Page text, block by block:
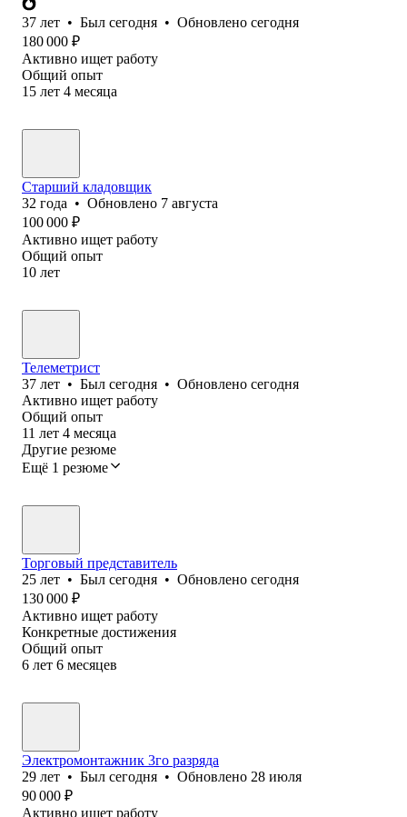
37 лет • Был сегодня • Обновлено сегодня
180 000 ₽
Активно ищет работу
Общий опыт
15 лет 4 месяца
Старший кладовщик
32 года • Обновлено 7 августа
100 000 ₽
Активно ищет работу
Общий опыт
10 лет
Телеметрист
37 лет • Был сегодня • Обновлено сегодня
Активно ищет работу
Общий опыт
11 лет 4 месяца
Другие резюме
Ещё 1 резюме
Торговый представитель
25 лет • Был сегодня • Обновлено сегодня
130 000 ₽
Активно ищет работу
Конкретные достижения
Общий опыт
6 лет 6 месяцев
Электромонтажник 3го разряда
29 лет • Был сегодня • Обновлено 28 июля
90 000 ₽
Активно ищет работу